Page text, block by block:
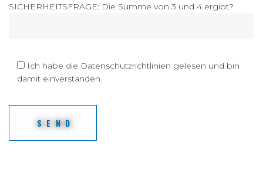
SICHERHEITSFRAGE: Die Summe von 3 und 4 ergibt?
Ich habe die Datenschutzrichtlinien gelesen und bin
damit einverstanden.